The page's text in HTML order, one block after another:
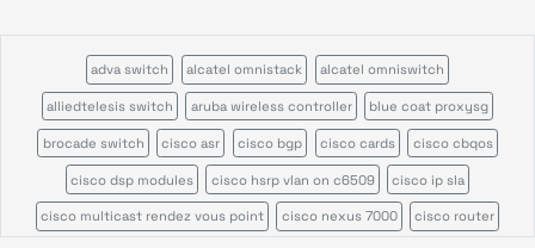
adva switch alcatel omnistack alcatel omniswitch
alliedtelesis switch aruba wireless controller blue coat proxysg
brocade switch cisco asr cisco bgp cisco cards cisco cbqos
cisco dsp modules cisco hsrp vlan on c6509 cisco ip sla
cisco multicast rendez vous point cisco nexus 7000 cisco router